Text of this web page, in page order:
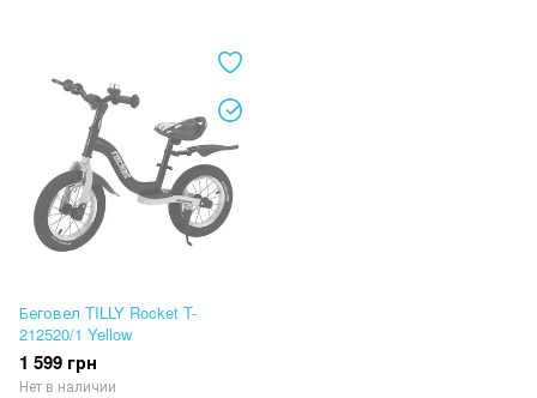
Беговел TILLY Rocket T-
212520/1 Yellow
1 599 грн
Нет в наличии